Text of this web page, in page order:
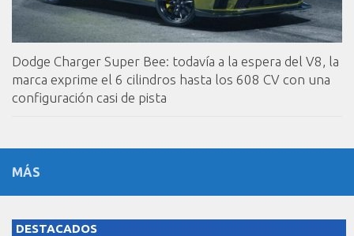
Dodge Charger Super Bee: todavía a la espera del V8, la
marca exprime el 6 cilindros hasta los 608 CV con una
configuración casi de pista
MÁS
DESTACADOS